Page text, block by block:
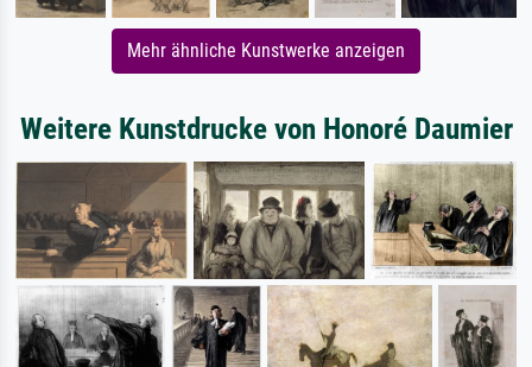
Mehr ähnliche Kunstwerke anzeigen
Weitere Kunstdrucke von Honoré Daumier